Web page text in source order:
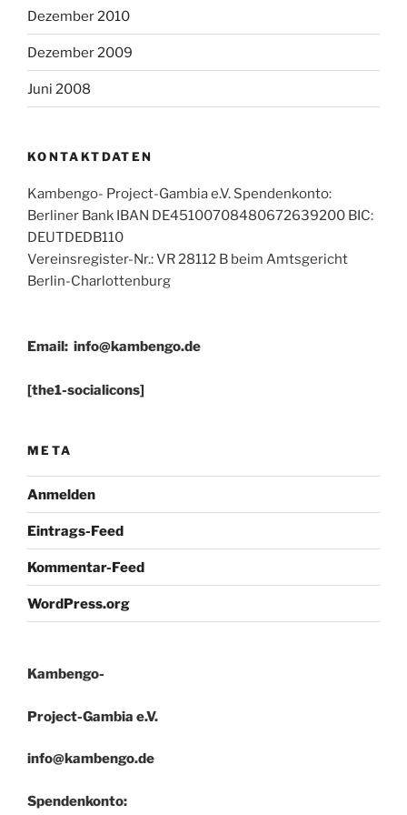
Dezember 2010
Dezember 2009
Juni 2008
KONTAKTDATEN
Kambengo- Project-Gambia e.V. Spendenkonto:
Berliner Bank IBAN DE45100708480672639200 BIC:
DEUTDEDB110
Vereinsregister-Nr.: VR 28112 B beim Amtsgericht
Berlin-Charlottenburg
Email: info@kambengo.de
[the1-socialicons]
META
Anmelden
Eintrags-Feed
Kommentar-Feed
WordPress.org
Kambengo-
Project-Gambia e.V.
info@kambengo.de
Spendenkonto: